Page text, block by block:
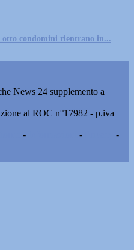
otto condomini rientrano in...
News 24 supplemento a
al ROC n°17982 - p.iva
- -
-